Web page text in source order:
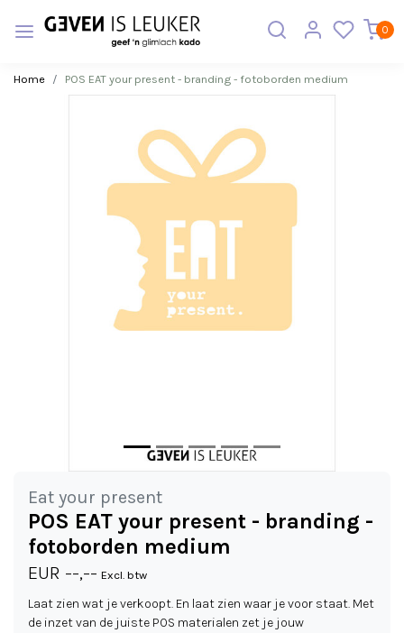
0
Home POS EAT your present - branding - fotoborden medium
Eat your present
POS EAT your present - branding -
fotoborden medium
EUR --,-- Excl. btw
Laat zien wat je verkoopt. En laat zien waar je voor staat. Met
de inzet van de juiste POS materialen zet je jouw